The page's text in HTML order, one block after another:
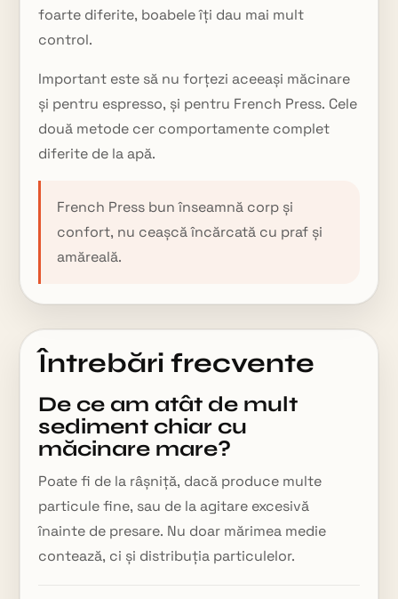
foarte diferite, boabele îți dau mai mult
control.
Important este să nu forțezi aceeași măcinare
și pentru espresso, și pentru French Press. Cele
două metode cer comportamente complet
diferite de la apă.
French Press bun înseamnă corp și
confort, nu ceașcă încărcată cu praf și
amăreală.
Întrebări frecvente
De ce am atât de mult
sediment chiar cu
măcinare mare?
Poate fi de la râșniță, dacă produce multe
particule fine, sau de la agitare excesivă
înainte de presare. Nu doar mărimea medie
contează, ci și distribuția particulelor.